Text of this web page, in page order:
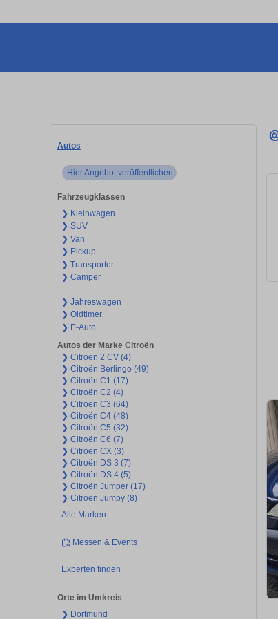
Autos
Hier Angebot veröffentlichen
Fahrzeugklassen
❯ Kleinwagen
❯ SUV
❯ Van
❯ Pickup
❯ Transporter
❯ Camper
❯ Jahreswagen
❯ Oldtimer
❯ E-Auto
Autos der Marke Citroën
❯ Citroën 2 CV (4)
❯ Citroën Berlingo (49)
❯ Citroën C1 (17)
❯ Citroën C2 (4)
❯ Citroën C3 (64)
❯ Citroën C4 (48)
❯ Citroën C5 (32)
❯ Citroën C6 (7)
❯ Citroën CX (3)
❯ Citroën DS 3 (7)
❯ Citroën DS 4 (5)
❯ Citroën Jumper (17)
❯ Citroën Jumpy (8)
Alle Marken
Messen & Events
Experten finden
Orte im Umkreis
❯ Dortmund